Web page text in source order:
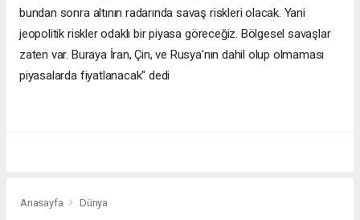
bundan sonra altının radarında savaş riskleri olacak. Yani
jeopolitik riskler odaklı bir piyasa göreceğiz. Bölgesel savaşlar
zaten var. Buraya İran, Çin, ve Rusya'nın dahil olup olmaması
piyasalarda fiyatlanacak" dedi
Anasayfa Dünya